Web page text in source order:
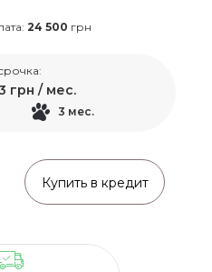
24 500 грн
грн / мес.
3 мес.
Купить в кредит